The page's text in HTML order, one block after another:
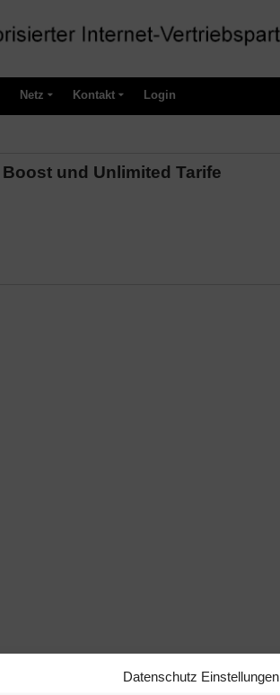
Datenschutz Einstellungen
Netz Kontakt Login
und Unlimited Tarife